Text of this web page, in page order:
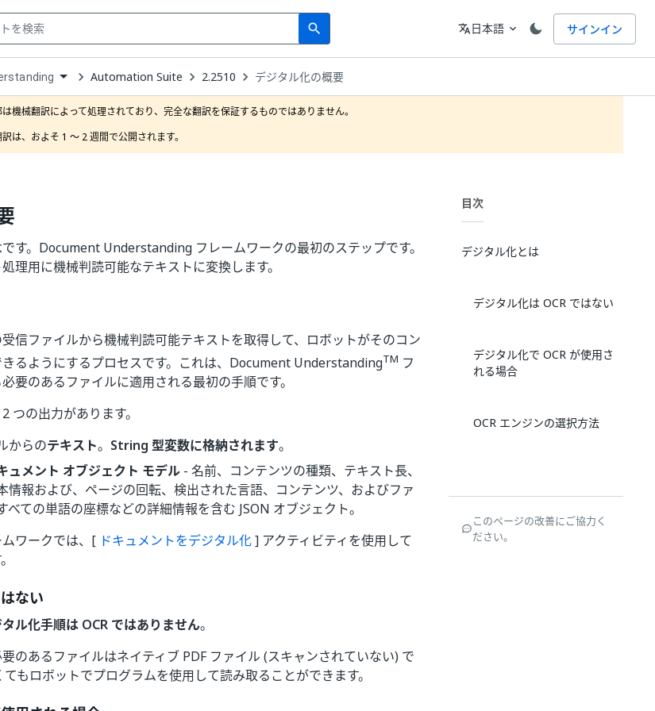
search
Search 言語
translate日本語 expand_more サインイン
Automation Suite 2.2510 デジタル化の概要
機械翻訳によって処理されており、完全な翻訳を保証するものではありません。
は、およそ 1 ～ 2 週間で公開されます。
す。Document Understanding フレームワークの最初のステップです。
理用に機械判読可能なテキストに変換します。
信ファイルから機械判読可能テキストを取得して、ロボットがそのコン
るようにするプロセスです。これは、Document UnderstandingTM フ
要のあるファイルに適用される最初の手順です。
つの出力があります。
からのテキスト。 String 型変数に格納されます。
ュメント オブジェクト モデル - 名前、コンテンツの種類、テキスト長、
情報および、ページの回転、検出された言語、コンテンツ、およびファ
べての単語の座標などの詳細情報を含む JSON オブジェクト。
ワークでは、[ ドキュメントをデジタル化] アクティビティを使用して
ない
ル化手順は OCR ではありません。
のあるファイルはネイティブ PDF ファイル (スキャンされていない) で
もロボットでプログラムを使用して読み取ることができます。
目次
デジタル化とは
デジタル化は OCR ではない
デジタル化で OCR が使用さ
れる場合
OCR エンジンの選択方法
このページの改善にご協力く
ださい。